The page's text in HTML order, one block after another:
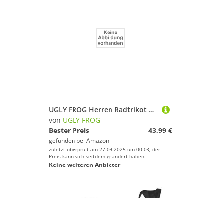
UGLY FROG Herren Radtrikot Set Fahrrad Trikot Kurzarm + Radhose mit Sitzpolster Fahrradbekleidung MTB Sportanzug
von UGLY FROG
Bester Preis
43,99 €
gefunden bei Amazon
zuletzt überprüft am 27.09.2025 um 00:03; der
Preis kann sich seitdem geändert haben.
Keine weiteren Anbieter